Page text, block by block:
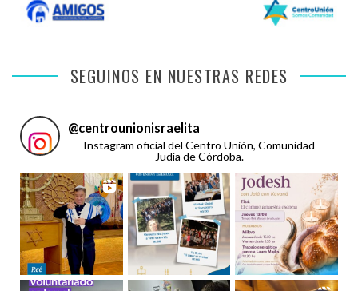
SEGUINOS EN NUESTRAS REDES
@centrounionisraelita
Instagram oficial del Centro Unión, Comunidad
Judía de Córdoba.